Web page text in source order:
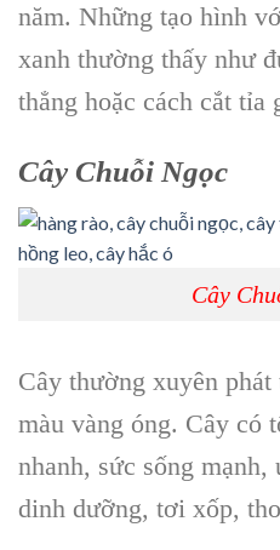
năm. Những tạo hình
xanh thường thấy như
thẳng hoặc cách cắt tỉa
Cây Chuỗi Ngọc
Cây
Cây thường xuyên
màu vàng óng. Cây có
nhanh, sức sống mạnh,
dinh dưỡng, tơi xốp,